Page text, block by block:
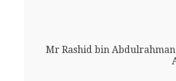
Mr Rashid bin